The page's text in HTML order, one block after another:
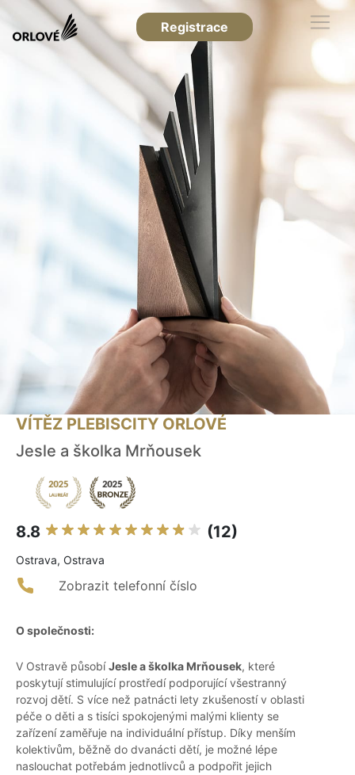
Registrace
VÍTĚZ PLEBISCITY ORLOVÉ
Jesle a školka Mrňousek
8.8 (12)
Ostrava, Ostrava
Zobrazit telefonní číslo
O společnosti:
V Ostravě působíJesle a školka Mrňousek, které
poskytují stimulující prostředí podporující všestranný
rozvoj dětí. S více než patnácti lety zkušeností v oblasti
péče o děti a s tisíci spokojenými malými klienty se
zařízení zaměřuje na individuální přístup. Díky menším
kolektivům, běžně do dvanácti dětí, je možné lépe
naslouchat potřebám jednotlivců a podpořit jejich